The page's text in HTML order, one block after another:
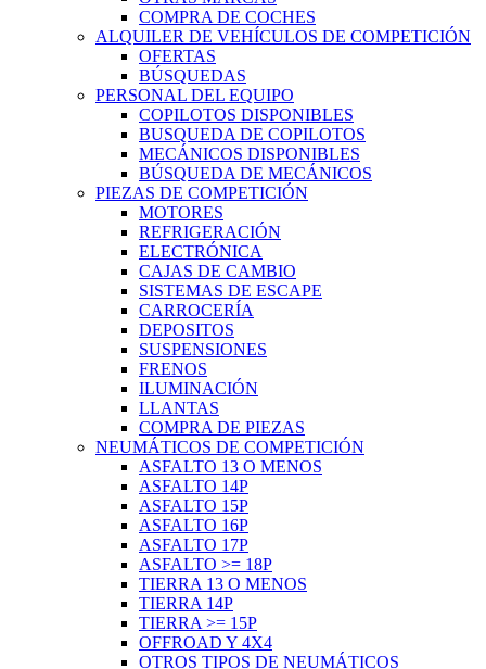
COMPRA DE COCHES
ALQUILER DE VEHÍCULOS DE COMPETICIÓN
OFERTAS
BÚSQUEDAS
PERSONAL DEL EQUIPO
COPILOTOS DISPONIBLES
BUSQUEDA DE COPILOTOS
MECÁNICOS DISPONIBLES
BÚSQUEDA DE MECÁNICOS
PIEZAS DE COMPETICIÓN
MOTORES
REFRIGERACIÓN
ELECTRÓNICA
CAJAS DE CAMBIO
SISTEMAS DE ESCAPE
CARROCERÍA
DEPOSITOS
SUSPENSIONES
FRENOS
ILUMINACIÓN
LLANTAS
COMPRA DE PIEZAS
NEUMÁTICOS DE COMPETICIÓN
ASFALTO 13 O MENOS
ASFALTO 14P
ASFALTO 15P
ASFALTO 16P
ASFALTO 17P
ASFALTO >= 18P
TIERRA 13 O MENOS
TIERRA 14P
TIERRA >= 15P
OFFROAD Y 4X4
OTROS TIPOS DE NEUMÁTICOS